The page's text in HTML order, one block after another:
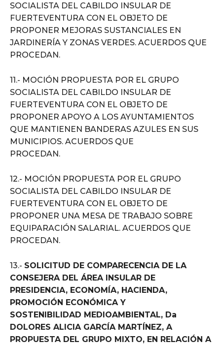
SOCIALISTA DEL CABILDO INSULAR DE
FUERTEVENTURA CON EL OBJETO DE
PROPONER MEJORAS SUSTANCIALES EN
JARDINERÍA Y ZONAS VERDES. ACUERDOS QUE
PROCEDAN.
11.- MOCIÓN PROPUESTA POR EL GRUPO
SOCIALISTA DEL CABILDO INSULAR DE
FUERTEVENTURA CON EL OBJETO DE
PROPONER APOYO A LOS AYUNTAMIENTOS
QUE MANTIENEN BANDERAS AZULES EN SUS
MUNICIPIOS. ACUERDOS QUE
PROCEDAN.
12.- MOCIÓN PROPUESTA POR EL GRUPO
SOCIALISTA DEL CABILDO INSULAR DE
FUERTEVENTURA CON EL OBJETO DE
PROPONER UNA MESA DE TRABAJO SOBRE
EQUIPARACIÓN SALARIAL. ACUERDOS QUE
PROCEDAN.
13.- SOLICITUD DE COMPARECENCIA DE LA
CONSEJERA DEL ÁREA INSULAR DE
PRESIDENCIA, ECONOMÍA, HACIENDA,
PROMOCIÓN ECONÓMICA Y
SOSTENIBILIDAD MEDIOAMBIENTAL, Da
DOLORES ALICIA GARCÍA MARTÍNEZ, A
PROPUESTA DEL GRUPO MIXTO, EN RELACIÓN A